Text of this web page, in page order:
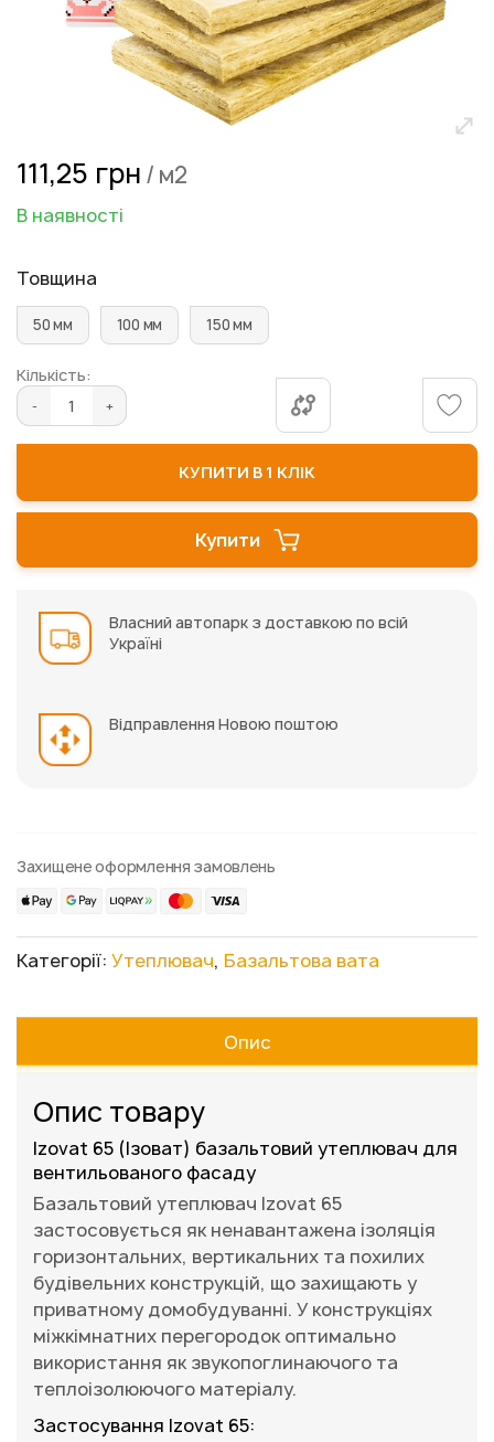
до
галереї
111,25 грн / м2
В наявності
Товщина
50 мм 100 мм 150 мм
Кількість:
Купити
КУПИТИ В 1 КЛІК
Власний автопарк з доставкою по всій
Україні
Відправлення Новою поштою
Захищене оформлення замовлень
Категорії: Утеплювач, Базальтова вата
Опис
Опис товару
Izovat 65 (Ізоват) базальтовий утеплювач для
вентильованого фасаду
Базальтовий утеплювач Izovat 65
застосовується як ненавантажена ізоляція
горизонтальних, вертикальних та похилих
будівельних конструкцій, що захищають у
приватному домобудуванні. У конструкціях
міжкімнатних перегородок оптимально
використання як звукопоглинаючого та
теплоізолюючого матеріалу.
Застосування Izovat 65: